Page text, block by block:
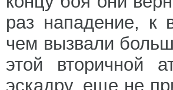
раз нападение, к
чем вызвали
этой вторичной
эскадру, еще не